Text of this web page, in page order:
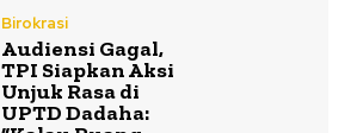
Birokrasi
Audiensi Gagal,
TPI Siapkan Aksi
Unjuk Rasa di
UPTD Dadaha: